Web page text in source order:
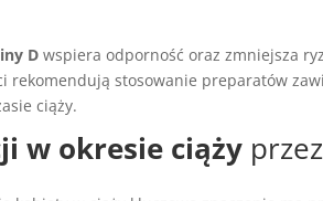
D wspiera odporność oraz zmniejsza
rekomendują stosowanie preparatów
ciąży.
w okresie ciąży